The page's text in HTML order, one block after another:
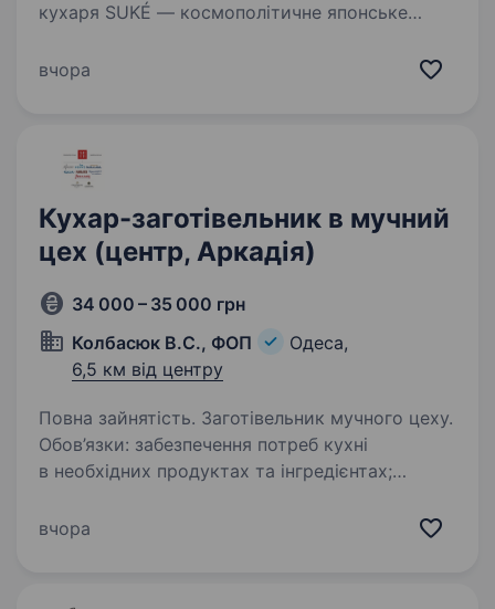
кухаря SUKÉ — космополітичне японське
поєднання традицій та сучасності,
вчора
Кухар-заготівельник в мучний
цех (центр, Аркадія)
34 000 – 35 000 грн
Колбасюк В.C., ФОП
Одеса,
6,5 км від центру
Повна зайнятість. Заготівельник мучного цеху.
Обов’язки: забезпечення потреб кухні
в необхідних продуктах та інгредієнтах;
поставок; ведення обліку та контроль
вчора